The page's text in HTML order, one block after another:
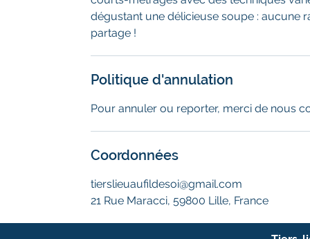
dégustant une délicieuse soupe : aucune
partage !
Politique d'annulation
Pour annuler ou reporter, merci de nous
Coordonnées
tierslieuaufildesoi@gmail.com
21 Rue Maracci, 59800 Lille, France